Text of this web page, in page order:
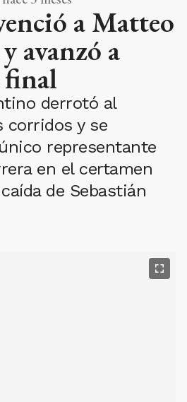
a Matteo
avanzó a
final
derrotó al
corridos y se
representante
en el certamen
de Sebastián